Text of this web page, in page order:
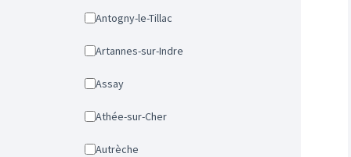
Antogny-le-Tillac
Artannes-sur-Indre
Assay
Athée-sur-Cher
Autrèche